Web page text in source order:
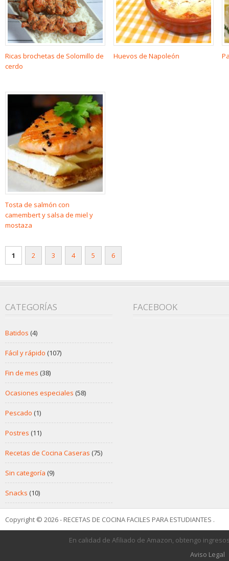
Ricas brochetas de Solomillo de
cerdo
Huevos de Napoleón
Tosta de salmón con
camembert y salsa de miel y
mostaza
1 2 3 4 5 6
CATEGORÍAS
Batidos (4)
Fácil y rápido (107)
Fin de mes (38)
Ocasiones especiales (58)
Pescado (1)
Postres (11)
Recetas de Cocina Caseras (75)
Sin categoría (9)
Snacks (10)
FACEBOOK
Copyright © 2026 - RECETAS DE COCINA FACILES PARA ESTUDIANTES .
En calidad de Afiliado de Amazon, obtengo
Aviso Legal